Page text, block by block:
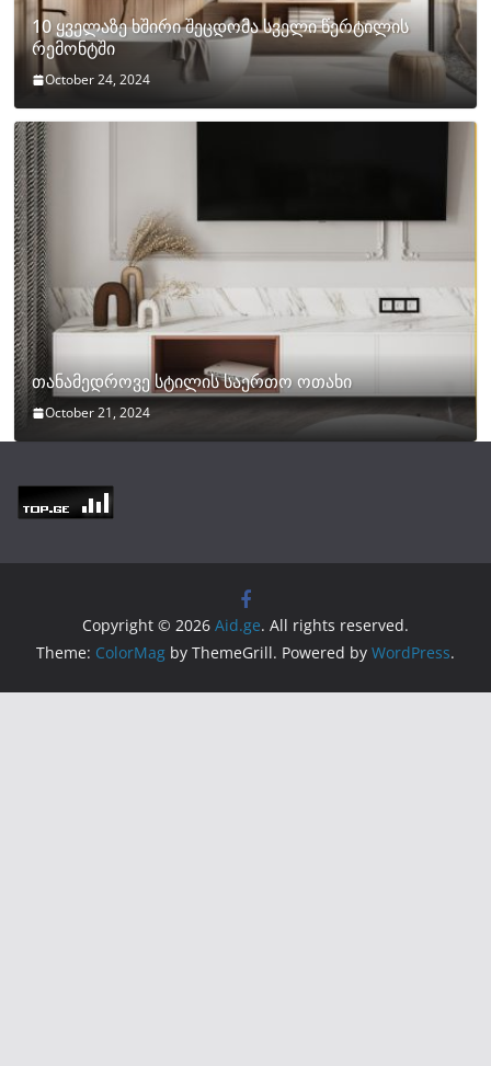
10 ყველაზე ხშირი შეცდომა სველი წერტილის
რემონტში
October 24, 2024
თანამედროვე სტილის საერთო ოთახი
October 21, 2024
Copyright © 2026 Aid.ge. All rights reserved.
Theme: ColorMag by ThemeGrill. Powered by WordPress.